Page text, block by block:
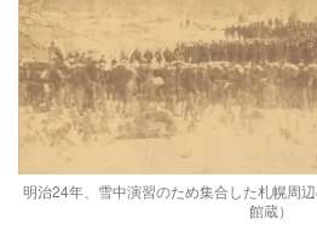
明治24年、雪中演習のため集合した札幌周
館蔵）